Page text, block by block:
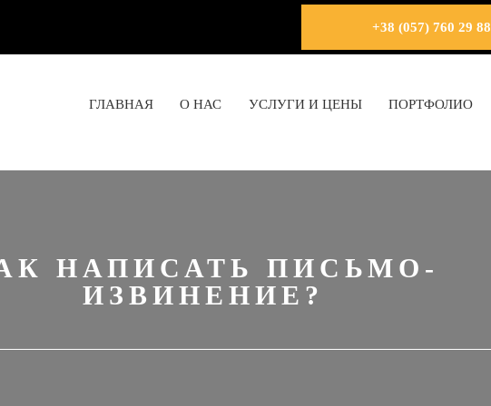
+38 (057) 760 29 88
ГЛАВНАЯ О НАС УСЛУГИ И ЦЕНЫ ПОРТФОЛИО
НАПИСАТЬ ПИСЬМО-
ИЗВИНЕНИЕ?